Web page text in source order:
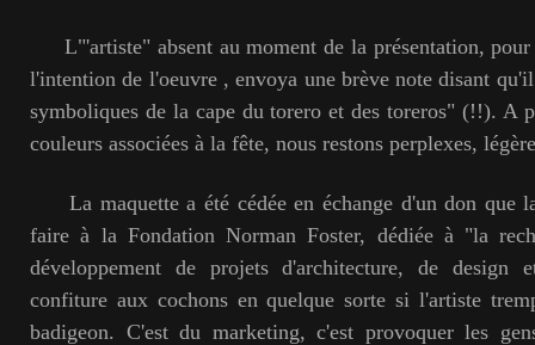
L"'artiste" absent au moment de la présentation, pour
l'intention de l'oeuvre , envoya une brève note disant
symboliques de la cape du torero et des toreros" (!!). A
couleurs associées à la fête, nous restons perplexes,
La maquette a été cédée en échange d'un don que
faire à la Fondation Norman Foster, dédiée à "la
développement de projets d'architecture, de design
confiture aux cochons en quelque sorte si l'artiste
badigeon. C'est du marketing, c'est provoquer les